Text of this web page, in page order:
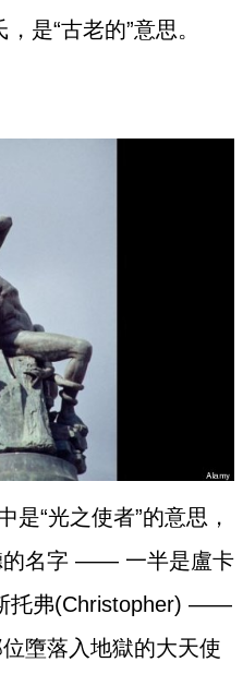
是“古老的”意思。
是“光之使者”的意思，
的名字 —— 一半是盧卡
托弗(Christopher) ——
墮落入地獄的大天使